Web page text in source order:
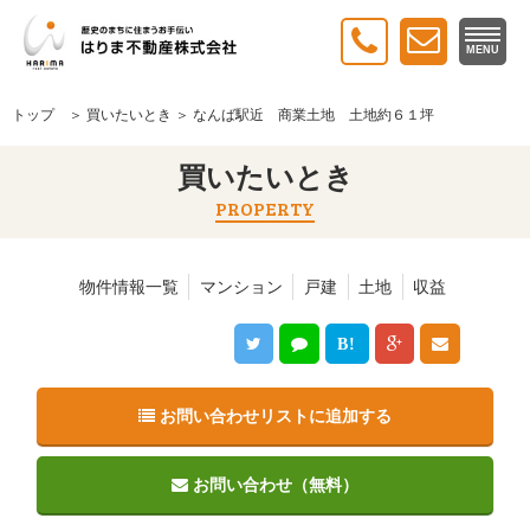
MENU
トップ＞ 買いたいとき ＞ なんば駅近 商業土地 土地約６１坪
買いたいとき
PROPERTY
物件情報一覧 マンション 戸建 土地 収益
B!
お問い合わせリストに追加する
お問い合わせ（無料）